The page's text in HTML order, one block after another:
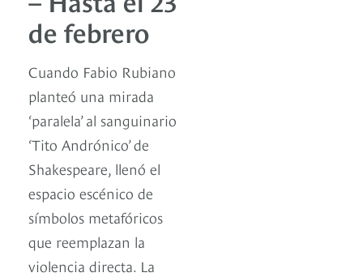
de febrero
Cuando Fabio Rubiano
planteó una mirada
‘paralela’ al sanguinario
‘Tito Andrónico’ de
Shakespeare, llenó el
espacio escénico de
símbolos metafóricos
que reemplazan la
violencia directa. La